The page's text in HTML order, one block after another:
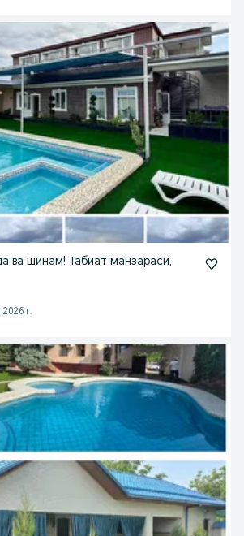
ва шинам! Табиат манзараси,
2026 г.